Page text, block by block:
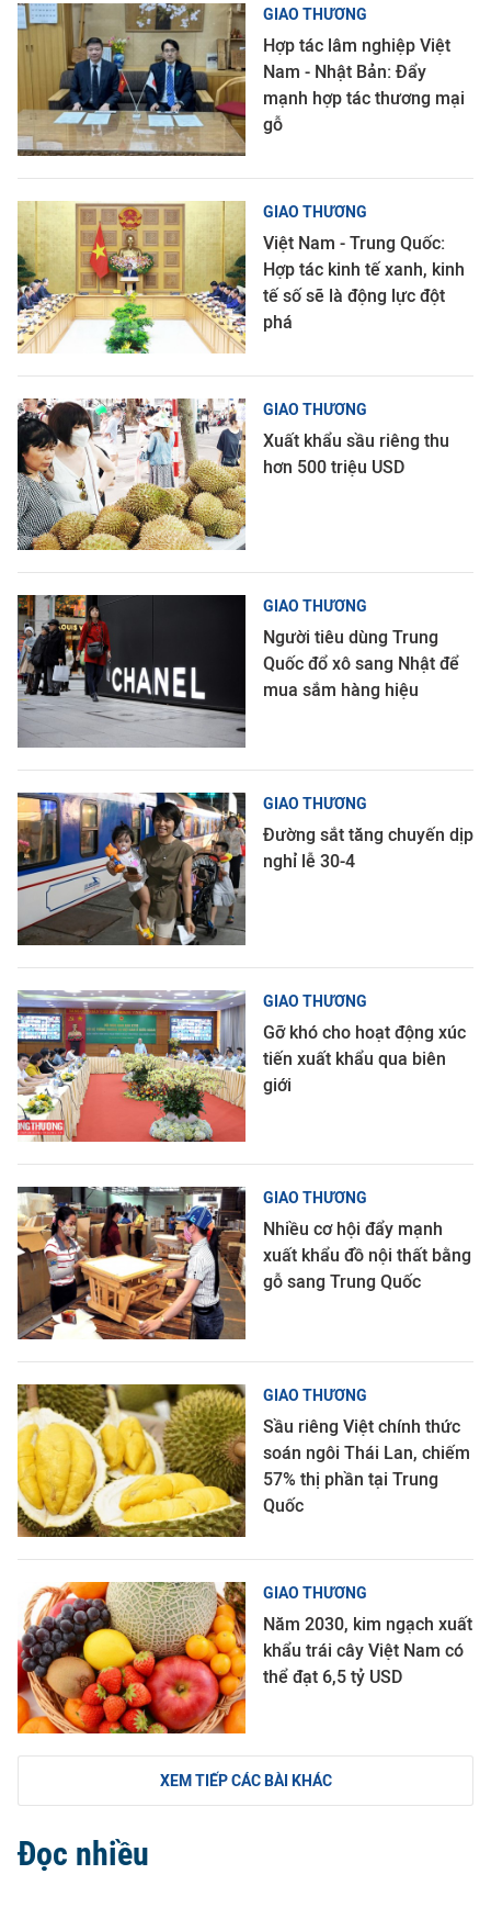
GIAO THƯƠNG
Hợp tác lâm nghiệp Việt
Nam - Nhật Bản: Đẩy
mạnh hợp tác thương mại
gỗ
GIAO THƯƠNG
Việt Nam - Trung Quốc:
Hợp tác kinh tế xanh, kinh
tế số sẽ là động lực đột
phá
GIAO THƯƠNG
Xuất khẩu sầu riêng thu
hơn 500 triệu USD
GIAO THƯƠNG
Người tiêu dùng Trung
Quốc đổ xô sang Nhật để
mua sắm hàng hiệu
GIAO THƯƠNG
Đường sắt tăng chuyến dịp
nghỉ lễ 30-4
GIAO THƯƠNG
Gỡ khó cho hoạt động xúc
tiến xuất khẩu qua biên
giới
GIAO THƯƠNG
Nhiều cơ hội đẩy mạnh
xuất khẩu đồ nội thất bằng
gỗ sang Trung Quốc
GIAO THƯƠNG
Sầu riêng Việt chính thức
soán ngôi Thái Lan, chiếm
57% thị phần tại Trung
Quốc
GIAO THƯƠNG
Năm 2030, kim ngạch xuất
khẩu trái cây Việt Nam có
thể đạt 6,5 tỷ USD
XEM TIẾP CÁC BÀI KHÁC
Đọc nhiều